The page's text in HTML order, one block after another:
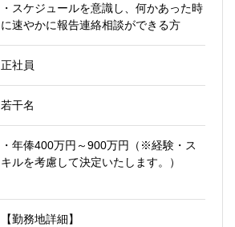
・スケジュールを意識し、何かあった時
に速やかに報告連絡相談ができる方
正社員
若干名
・年俸400万円～900万円（※経験・ス
キルを考慮して決定いたします。）
【勤務地詳細】